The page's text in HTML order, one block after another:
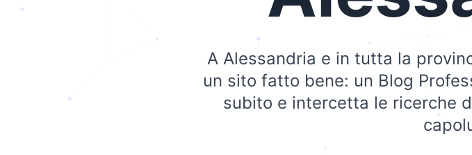
A Alessandria e in tutta la
un sito fatto bene: un Blog
subito e intercetta le ricerche